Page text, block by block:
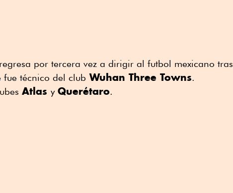
por tercera vez ⁠a dirigir al futbol mexicano tras
⁠fue técnico del club Wuhan Three Towns.
Atlas y Querétaro.